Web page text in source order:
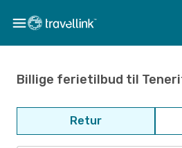
Billige ferietilbud til
Retur